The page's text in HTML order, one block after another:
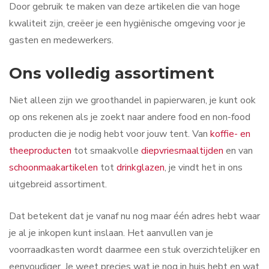
Door gebruik te maken van deze artikelen die van hoge
kwaliteit zijn, creëer je een hygiënische omgeving voor je
gasten en medewerkers.
Ons volledig assortiment
Niet alleen zijn we groothandel in papierwaren, je kunt ook
op ons rekenen als je zoekt naar andere food en non-food
producten die je nodig hebt voor jouw tent. Van koffie- en
theeproducten tot smaakvolle diepvriesmaaltijden en van
schoonmaakartikelen totdrinkglazen, je vindt het in ons
uitgebreid assortiment.
Dat betekent dat je vanaf nu nog maar één adres hebt waar
je al je inkopen kunt inslaan. Het aanvullen van je
voorraadkasten wordt daarmee een stuk overzichtelijker en